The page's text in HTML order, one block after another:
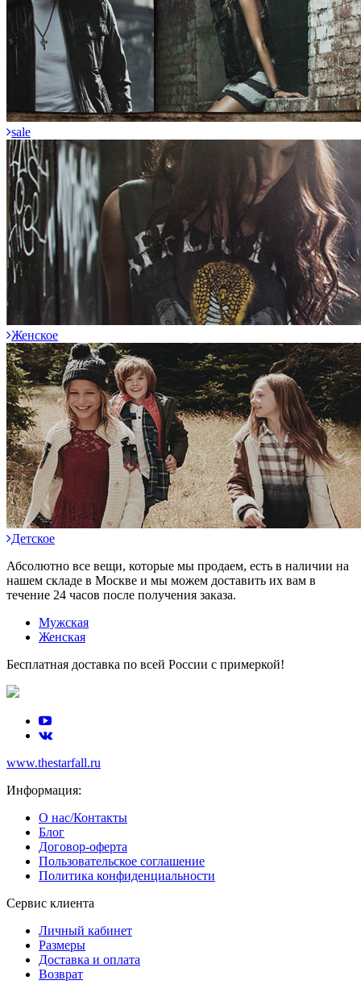
sale
Женское
Детское
Абсолютно все вещи, которые мы продаем, есть в наличии на
нашем складе в Москве и мы можем доставить их вам в
течение 24 часов после получения заказа.
Мужская
Женская
Бесплатная доставка по всей России с примеркой!
www.thestarfall.ru
Информация:
О нас/Контакты
Блог
Договор-оферта
Пользовательское соглашение
Политика конфиденциальности
Сервис клиента
Личный кабинет
Размеры
Доставка и оплата
Возврат